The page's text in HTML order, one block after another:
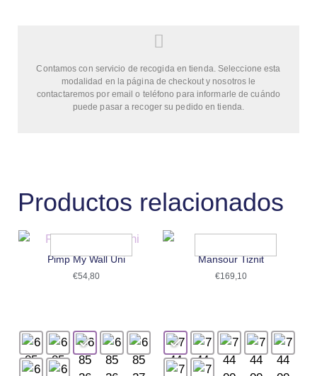
Contamos con servicio de recogida en tienda. Seleccione esta
modalidad en la página de checkout y nosotros le
contactaremos por email o teléfono para informarle de cuándo
puede pasar a recoger su pedido en tienda.
Productos relacionados
Pimp My Wall Uni
€54,80
Mansour Tiznit
€169,10